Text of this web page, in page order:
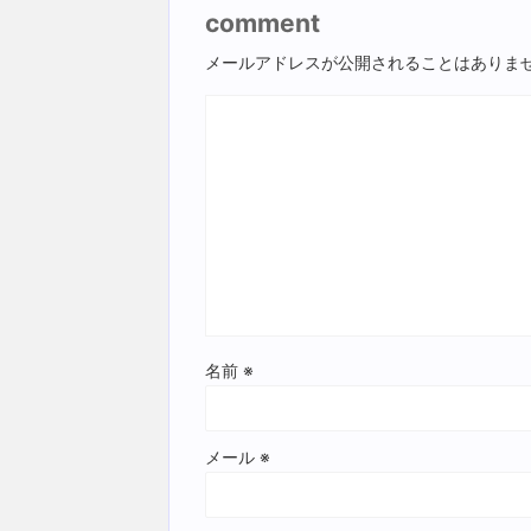
comment
メールアドレスが公開されることはありま
名前 ※
メール ※